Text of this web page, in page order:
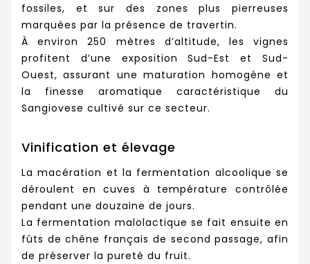
fossiles, et sur des zones plus pierreuses
marquées par la présence de travertin.
À environ 250 mètres d’altitude, les vignes
profitent d’une exposition Sud-Est et Sud-
Ouest, assurant une maturation homogène et
la finesse aromatique caractéristique du
Sangiovese cultivé sur ce secteur.
Vinification et élevage
La macération et la fermentation alcoolique se
déroulent en cuves à température contrôlée
pendant une douzaine de jours.
La fermentation malolactique se fait ensuite en
fûts de chêne français de second passage, afin
de préserver la pureté du fruit.